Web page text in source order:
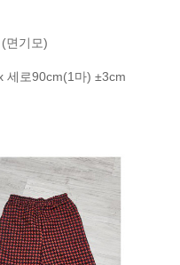
면기모)
세로90cm(1마) ±3cm